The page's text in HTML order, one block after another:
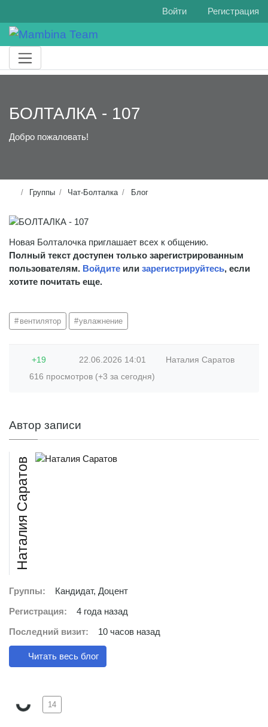
Войти Регистрация
БОЛТАЛКА - 107
Добро пожаловать!
Группы Чат-Болталка Блог
Новая Болталочка приглашает всех к общению.
Полный текст доступен только зарегистрированным
пользователям. Войдите или зарегистрируйтесь, если
хотите почитать еще.
вентилятор увлажнение
+19 22.06.2026 14:01
Наталия Саратов
616 просмотров (+3 за сегодня)
Автор записи
Наталия Саратов
Группы:
Кандидат, Доцент
Регистрация:
4 года назад
Последний визит:
10 часов назад
Читать весь блог
14